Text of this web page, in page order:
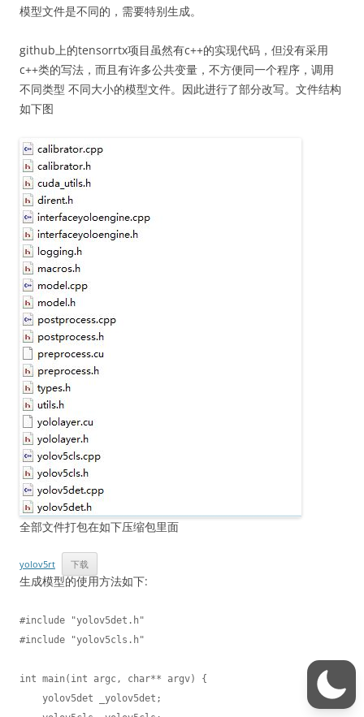
模型文件是不同的，需要特别生成。
github上的tensorrtx项目虽然有c++的实现代码，但没有采用
c++类的写法，而且有许多公共变量，不方便同一个程序，调用
不同类型 不同大小的模型文件。因此进行了部分改写。文件结构
如下图
全部文件打包在如下压缩包里面
yolov5rt 下载
生成模型的使用方法如下:
#include "yolov5det.h"
#include "yolov5cls.h"
int main(int argc, char** argv) {